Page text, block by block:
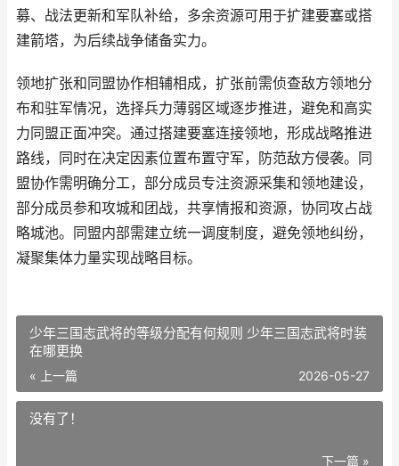
募、战法更新和军队补给，多余资源可用于扩建要塞或搭
建箭塔，为后续战争储备实力。
领地扩张和同盟协作相辅相成，扩张前需侦查敌方领地分
布和驻军情况，选择兵力薄弱区域逐步推进，避免和高实
力同盟正面冲突。通过搭建要塞连接领地，形成战略推进
路线，同时在决定因素位置布置守军，防范敌方侵袭。同
盟协作需明确分工，部分成员专注资源采集和领地建设，
部分成员参和攻城和团战，共享情报和资源，协同攻占战
略城池。同盟内部需建立统一调度制度，避免领地纠纷，
凝聚集体力量实现战略目标。
少年三国志武将的等级分配有何规则 少年三国志武将时装
在哪更换
« 上一篇 2026-05-27
没有了！
下一篇 »